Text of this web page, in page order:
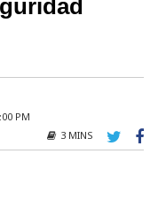
PM
3 MINS